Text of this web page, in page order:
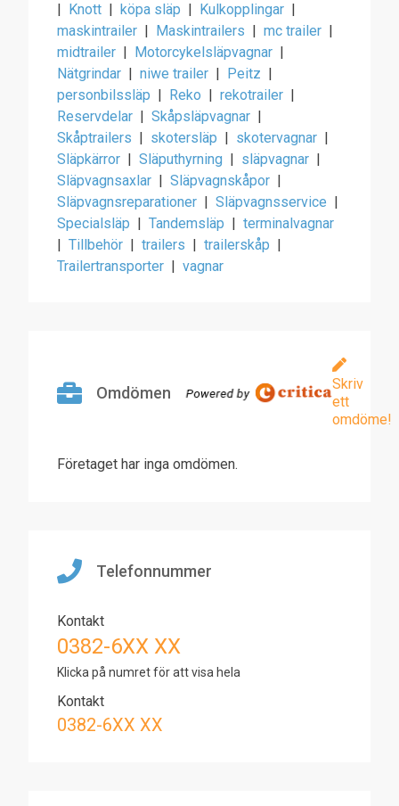
| Knott | köpa släp | Kulkopplingar |
maskintrailer | Maskintrailers | mc trailer |
midtrailer | Motorcykelsläpvagnar |
Nätgrindar | niwe trailer | Peitz |
personbilssläp | Reko | rekotrailer |
Reservdelar | Skåpsläpvagnar |
Skåptrailers | skotersläp | skotervagnar |
Släpkärror | Släputhyrning | släpvagnar |
Släpvagnsaxlar | Släpvagnskåpor |
Släpvagnsreparationer | Släpvagnsservice |
Specialsläp | Tandemsläp | terminalvagnar
| Tillbehör | trailers | trailerskåp |
Trailertransporter | vagnar
Omdömen
Skriv
ett
omdöme!
Företaget har inga omdömen.
Telefonnummer
Kontakt
0382-6XX XX
Klicka på numret för att visa hela
Kontakt
0382-6XX XX